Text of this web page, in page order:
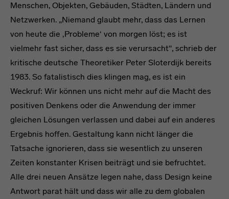
Menschen, Objekten, Gebäuden, Städten, Ländern und
Netzwerken. „Niemand glaubt mehr, dass das Lernen
von heute die ‚Probleme‘ von morgen löst; es ist
vielmehr fast sicher, dass es sie verursacht“, schrieb der
kritische deutsche Theoretiker Peter Sloterdijk bereits
1983. So fatalistisch dies klingen mag, es ist ein
Weckruf: Wir können uns nicht mehr auf die Macht des
positiven Denkens oder die Anwendung der immer
gleichen Lösungen verlassen und dabei auf ein anderes
Ergebnis hoffen. Gestaltung kann nicht länger die
Tatsache ignorieren, dass sie wesentlich zu unseren
Zeiten konstanter Krisen beiträgt und sie befruchtet.
Alle drei neuen Ansätze legen nahe, dass Design keine
Antwort parat hält und dass wir alle zu dem globalen